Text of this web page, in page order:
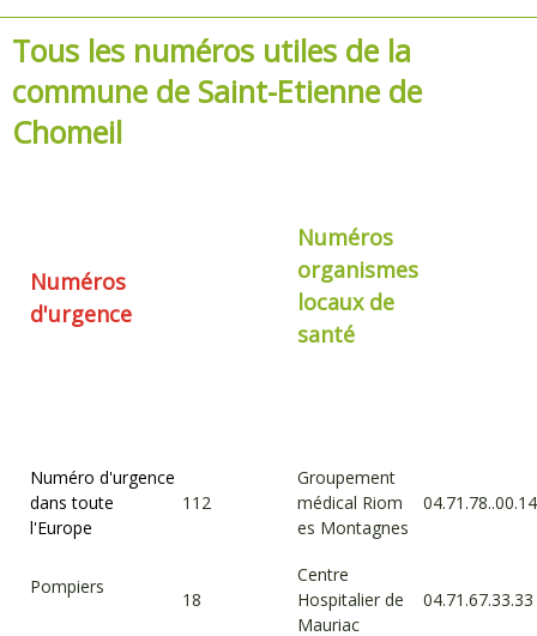
Tous les numéros utiles de la
commune de Saint-Etienne de
Chomeil
Numéros
d'urgence
Numéros
organismes
locaux de
santé
Numéro d'urgence
dans toute
l'Europe
112
Groupement
médical Riom
es Montagnes
04.71.78..00.14
Pompiers
18
Centre
Hospitalier de
Mauriac
04.71.67.33.33